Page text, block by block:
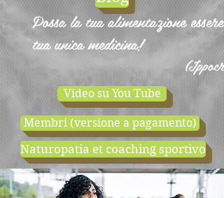
Possa la tua alimentazione essere
tua unica medicina!
Video su You Tube
Membri (versione a pagamento)
Naturopatia et coaching sportivo